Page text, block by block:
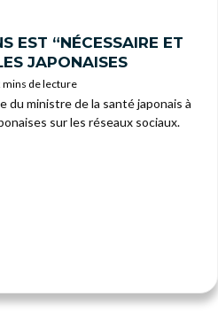
EST “NÉCESSAIRE ET
JAPONAISES
mins de lecture
du ministre de la santé japonais à
sur les réseaux sociaux.